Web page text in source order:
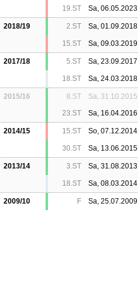
19.ST Sa, 06.05.2023
2018/19 2.ST Sa, 01.09.2018
15.ST Sa, 09.03.2019
2017/18 5.ST Sa, 23.09.2017
18.ST Sa, 24.03.2018
2015/16 8.ST Sa, 31.10.2015
23.ST
Sa, 16.04.2016
2014/15 15.ST So, 07.12.2014
30.ST Sa, 13.06.2015
2013/14 3.ST Sa, 31.08.2013
18.ST Sa, 08.03.2014
2009/10 F Sa, 25.07.2009